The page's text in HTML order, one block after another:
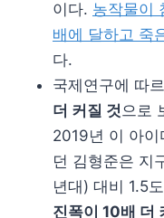
이다. 농작물이
배에 달하고 죽
다.
국제연구에 따
더 커질 것 으로
2019년 이 아이
던 김형준은 지
년대) 대비 1.5
진폭이 10배 더